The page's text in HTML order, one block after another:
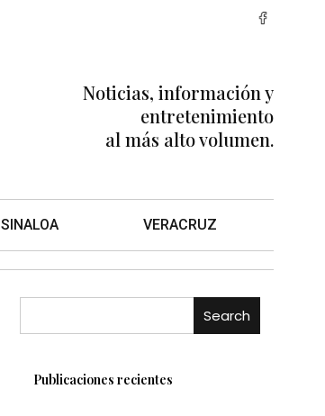
Noticias, información y
entretenimiento
al más alto volumen.
SINALOA VERACRUZ
Search
Publicaciones recientes